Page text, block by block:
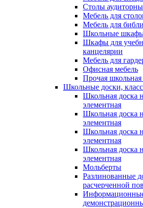
Столы
Мебель для
Мебель для
Школьные
Шкафы для
канцелярии
Мебель для
Офисная мебель
Прочая школьная
Школьные доски,
Школьная доска
элементная
Школьная доска
элементная
Школьная доска
элементная
Школьная доска
элементная
Мольберты
Разлинованные
расчерченной